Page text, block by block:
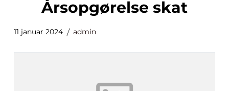
årsopgørelse skat
11 januar 2024 admin